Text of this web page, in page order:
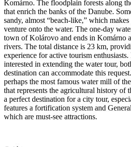
Komárno. The floodplain forests along
that enrich the banks of the Danube.
sandy, almost “beach-like,” which
venture onto the water. The one-day
town of Kolárovo and ends in Komárno
rivers. The total distance is 23 km,
experience for active tourism
interested in extending the water tour,
destination can accommodate this
perhaps the most famous water mill of
that represents the agricultural history of
a perfect destination for a city tour,
features a fortification system and
which are must-see attractions.